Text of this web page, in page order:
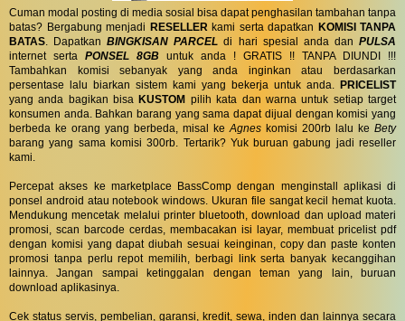
Cuman modal posting di media sosial bisa dapat penghasilan tambahan tanpa
batas? Bergabung menjadi RESELLERkami serta dapatkan KOMISI TANPA
BATAS. DapatkanBINGKISAN PARCEL di hari spesial anda danPULSA
internet serta PONSEL 8GB untuk anda ! GRATIS !! TANPA DIUNDI !!!
Tambahkan komisi sebanyak yang anda inginkan atau berdasarkan
persentase lalu biarkan sistem kami yang bekerja untuk anda. PRICELIST
yang anda bagikan bisa KUSTOM pilih kata dan warna untuk setiap target
konsumen anda. Bahkan barang yang sama dapat dijual dengan komisi yang
berbeda ke orang yang berbeda, misal keAgnes komisi 200rb lalu ke Bety
barang yang sama komisi 300rb. Tertarik? Yuk buruan gabung jadi reseller
kami.
Percepat akses ke marketplace BassComp dengan menginstall aplikasi di
ponsel android atau notebook windows. Ukuran file sangat kecil hemat kuota.
Mendukung mencetak melalui printer bluetooth, download dan upload materi
promosi, scan barcode cerdas, membacakan isi layar, membuat pricelist pdf
dengan komisi yang dapat diubah sesuai keinginan, copy dan paste konten
promosi tanpa perlu repot memilih, berbagi link serta banyak kecanggihan
lainnya. Jangan sampai ketinggalan dengan teman yang lain, buruan
download aplikasinya.
Cek status servis, pembelian, garansi, kredit, sewa, inden dan lainnya secara